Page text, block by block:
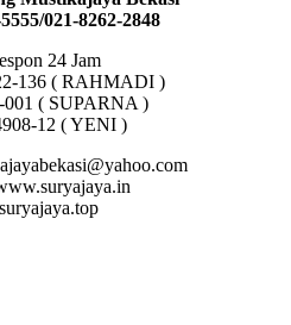
021-8262-2848
24 Jam
136 ( RAHMADI )
001 ( SUPARNA )
12 ( YENI )